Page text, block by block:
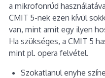
a mikrofonrúd
CMIT 5-nek ezen kívül
van, mint amit egy ilyen
Ha szükséges, a CMIT 5
mint pl. opera felvétel.
Szokatlanul enyhe